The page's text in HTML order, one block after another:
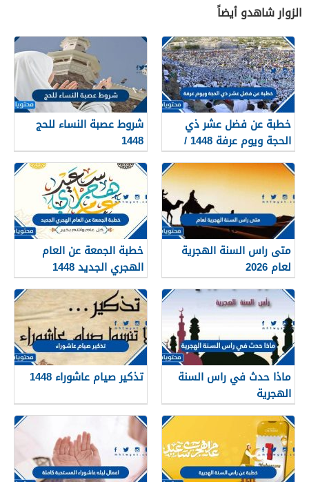
الزوار شاهدو أيضاً
خطبة عن فضل عشر ذي
الحجة ويوم عرفة 1448 /
2026
شروط عصبة النساء للحج
1448
متى راس السنة الهجرية
لعام 2026
خطبة الجمعة عن العام
الهجري الجديد 1448
ماذا حدث في راس السنة
الهجرية
تذكير صيام عاشوراء 1448